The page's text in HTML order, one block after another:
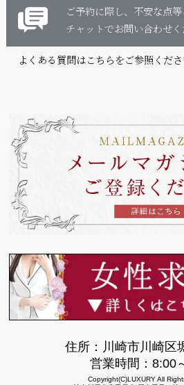
ご予約に際し、不安な点
チャットでお問い合わせく
よくある質問はこちらをご参照くださ
住所：川崎市川崎区
営業時間：8:00
Copyright(C)LUXURY All